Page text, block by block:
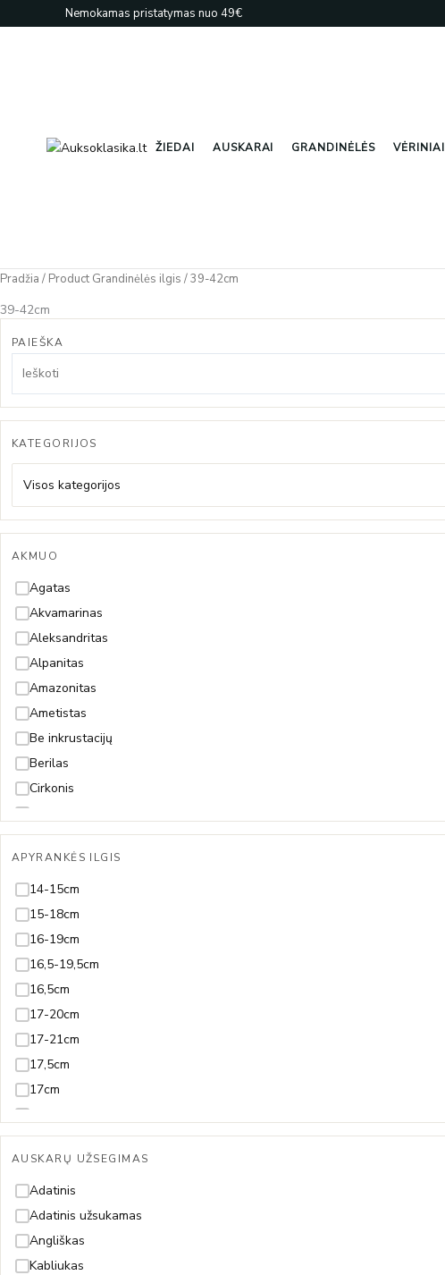
prie
Nemokamas pristatymas nuo 49€
ŽIEDAI AUSKARAI GRANDINĖLĖS VĖRINIAI
Pradžia / Product Grandinėlės ilgis / 39-42cm
39-42cm
PAIEŠKA
KATEGORIJOS
Visos kategorijos
AKMUO
Agatas
Akvamarinas
Aleksandritas
Alpanitas
Amazonitas
Ametistas
Be inkrustacijų
Berilas
Cirkonis
Deimantas
Gintaras
Granatas
Hematitas
Juodmedis
Juvelyrinė emalė
Koralas
Kvarcas
Lazuritas
Malachitas
Nefritas
Oniksas
Opalas
Perlas ir Perlamutras
Piritas
Rodolitas
Rubinas
APYRANKĖS ILGIS
14-15cm
15-18cm
16-19cm
16,5-19,5cm
16,5cm
17-20cm
17-21cm
17,5cm
17cm
18-21cm
18-22cm
18,5-21,5cm
18,5-23,5cm
18,5cm
18cm
AUSKARŲ UŽSEGIMAS
Adatinis
Adatinis užsukamas
Angliškas
Kabliukas